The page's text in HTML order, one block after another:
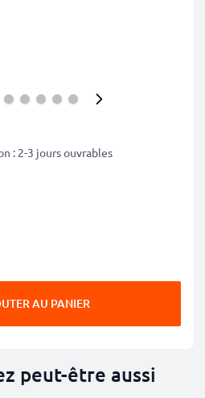
: 2-3 jours ouvrables
AU PANIER
peut-être aussi